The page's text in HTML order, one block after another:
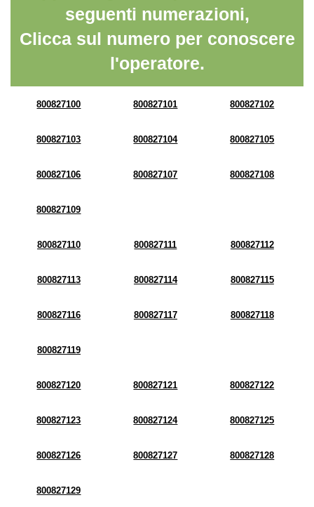
seguenti numerazioni,
Clicca sul numero per conoscere
l'operatore.
800827100 800827101 800827102
800827103 800827104 800827105
800827106 800827107 800827108
800827109
800827110 800827111 800827112
800827113 800827114 800827115
800827116 800827117 800827118
800827119
800827120 800827121 800827122
800827123 800827124 800827125
800827126 800827127 800827128
800827129